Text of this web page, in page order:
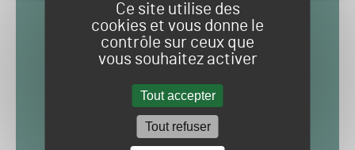
Ce site utilise des
cookies et vous donne le
contrôle sur ceux que
vous souhaitez activer
Tout accepter
Tout refuser